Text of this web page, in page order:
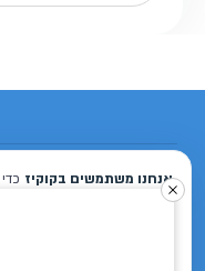
מדיניות
כל הזכויות